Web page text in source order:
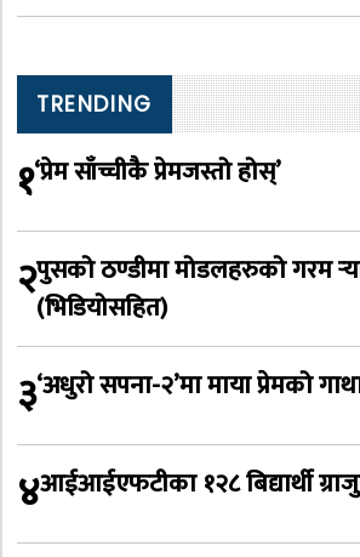
TRENDING
१‘प्रेम साँच्चीकै प्रेमजस्तो होस्’
२पुसको ठण्डीमा मोडलहरुको गरम
(भिडियोसहित)
३‘अधुरो सपना-२’मा माया प्रेमको
४आईआईएफटीका १२८ बिद्यार्थी